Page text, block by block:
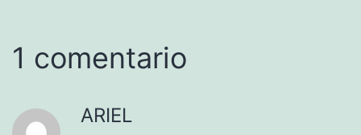
1 comentario
ARIEL